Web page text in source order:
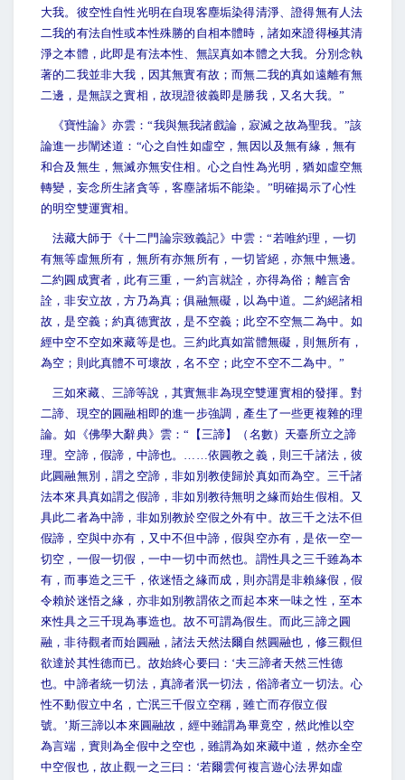
大我。彼空性自性光明在自現客塵垢染得清淨、證得無有人法
二我的有法自性或本性殊勝的自相本體時，諸如來證得極其清
淨之本體，此即是有法本性、無誤真如本體之大我。分別念執
著的二我並非大我，因其無實有故；而無二我的真如遠離有無
二邊，是無誤之實相，故現證彼義即是勝我，又名大我。”
《寶性論》亦雲：“我與無我諸戲論，寂滅之故為聖我。”該
論進一步闡述道：“心之自性如虛空，無因以及無有緣，無有
和合及無生，無滅亦無安住相。心之自性為光明，猶如虛空無
轉變，妄念所生諸貪等，客塵諸垢不能染。”明確揭示了心性
的明空雙運實相。
法藏大師于《十二門論宗致義記》中雲：“若唯約理，一切
有無等虛無所有，無所有亦無所有，一切皆絕，亦無中無邊。
二約圓成實者，此有三重，一約言就詮，亦得為俗；離言舍
詮，非安立故，方乃為真；俱融無礙，以為中道。二約絕諸相
故，是空義；約真德實故，是不空義；此空不空無二為中。如
經中空不空如來藏等是也。三約此真如當體無礙，則無所有，
為空；則此真體不可壞故，名不空；此空不空不二為中。”
三如來藏、三諦等說，其實無非為現空雙運實相的發揮。對
二諦、現空的圓融相即的進一步強調，產生了一些更複雜的理
論。如《佛學大辭典》雲：“【三諦】（名數）天臺所立之諦
理。空諦，假諦，中諦也。……依圓教之義，則三千諸法，彼
此圓融無別，謂之空諦，非如別教使歸於真如而為空。三千諸
法本來具真如謂之假諦，非如別教待無明之緣而始生假相。又
具此二者為中諦，非如別教於空假之外有中。故三千之法不但
假諦，空與中亦有，又中不但中諦，假與空亦有，是依一空一
切空，一假一切假，一中一切中而然也。謂性具之三千雖為本
有，而事造之三千，依迷悟之緣而成，則亦謂是非賴緣假，假
令賴於迷悟之緣，亦非如別教謂依之而起本來一味之性，至本
來性具之三千現為事造也。故不可謂為假生。而此三諦之圓
融，非待觀者而始圓融，諸法天然法爾自然圓融也，修三觀但
欲達於其性德而已。故始終心要曰：‘夫三諦者天然三性德
也。中諦者統一切法，真諦者泯一切法，俗諦者立一切法。心
性不動假立中名，亡泯三千假立空稱，雖亡而存假立假
號。’斯三諦以本來圓融故，經中雖謂為畢竟空，然此惟以空
為言端，實則為全假中之空也，雖謂為如來藏中道，然亦全空
中空假也，故止觀一之三曰：‘若爾雲何複言遊心法界如虛